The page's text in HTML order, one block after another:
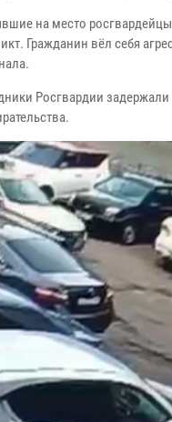
на место
Гражданин вёл себя
Росгвардии